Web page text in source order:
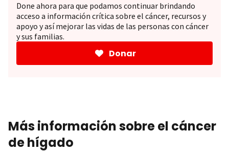
Done ahora para que podamos continuar brindando
acceso a información crítica sobre el cáncer, recursos y
apoyo y así mejorar las vidas de las personas con cáncer
y sus familias.
Donar
Más información sobre el cáncer
de hígado